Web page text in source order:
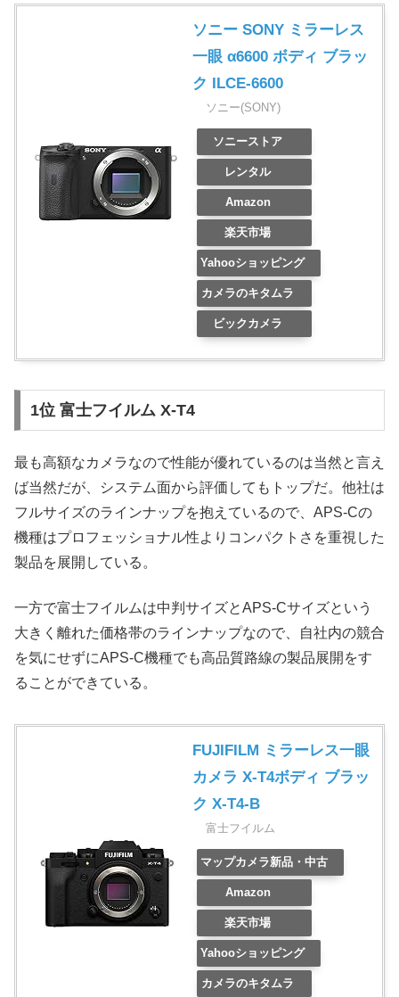
ソニー SONY ミラーレス
一眼 α6600 ボディ ブラッ
ク ILCE-6600
ソニー(SONY)
ソニーストア
レンタル
Amazon
楽天市場
Yahooショッピング
カメラのキタムラ
ビックカメラ
1位 富士フイルム X-T4
最も高額なカメラなので性能が優れているのは当然と言え
ば当然だが、システム面から評価してもトップだ。他社は
フルサイズのラインナップを抱えているので、APS-Cの
機種はプロフェッショナル性よりコンパクトさを重視した
製品を展開している。
一方で富士フイルムは中判サイズとAPS-Cサイズという
大きく離れた価格帯のラインナップなので、自社内の競合
を気にせずにAPS-C機種でも高品質路線の製品展開をす
ることができている。
FUJIFILM ミラーレス一眼
カメラ X-T4ボディ ブラッ
ク X-T4-B
富士フイルム
マップカメラ新品・中古
Amazon
楽天市場
Yahooショッピング
カメラのキタムラ